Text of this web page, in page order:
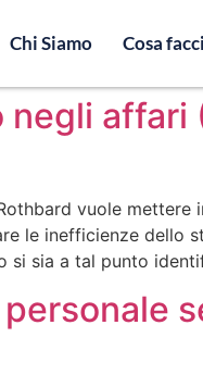
Chi Siamo Cosa
negli affari
vuole
le inefficienze dello
si sia a tal punto